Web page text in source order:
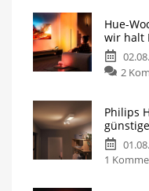
Hue-
wir halt
2
Philips
1